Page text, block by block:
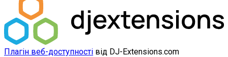
Плагін веб-доступності від DJ-Extensions.com